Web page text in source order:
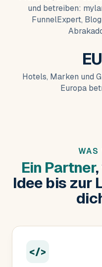
und betreiben:
FunnelExpert,
EU
Hotels, Marken und
Europa
WAS
Ein Partner
Idee bis zur
</>